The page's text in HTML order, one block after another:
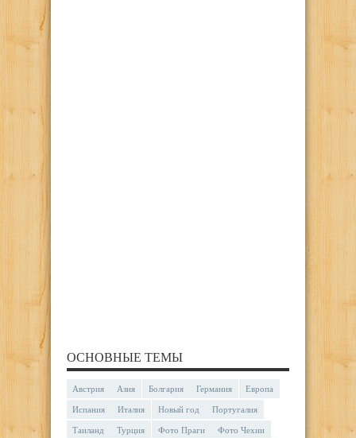
ОСНОВНЫЕ ТЕМЫ
Австрия Азия Болгария Германия Европа
Испания Италия Новый год Португалия
Таиланд Турция Фото Праги Фото Чехии